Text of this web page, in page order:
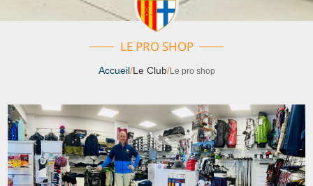
LE PRO SHOP
Accueil /Le Club/Le pro shop